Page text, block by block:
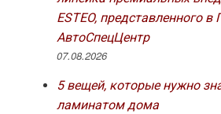
ESTEO, представленного в
АвтоСпецЦентр
07.08.2026
5 вещей, которые нужно
ламинатом дома